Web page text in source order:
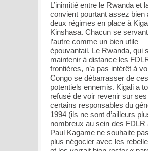
L’inimitié entre le Rwanda et
convient pourtant assez bien
deux régimes en place à
Kinshasa. Chacun se
l’autre comme un bien utile
épouvantail. Le Rwanda, qui
maintenir à distance les
frontières, n’a pas intérêt à
Congo se débarrasser de ces
potentiels ennemis. Kigali a
refusé de voir revenir sur
certains responsables du
1994 (ils ne sont d’ailleurs
nombreux au sein des FDLR
Paul Kagame ne souhaite
plus négocier avec les